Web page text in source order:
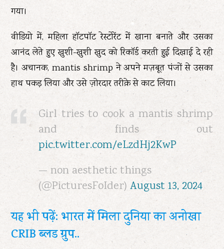
गया।
वीडियो में, महिला हॉटपॉट रेस्टोरेंट में खाना बनाते और उसका
आनंद लेते हुए खुशी-खुशी खुद को रिकॉर्ड करती हुई दिखाई दे रही
है। अचानक, mantis shrimp ने अपने मज़बूत पंजों से उसका
हाथ पकड़ लिया और उसे ज़ोरदार तरीक़े से काट लिया।
Girl tries to cook a mantis shrimp
and finds out
pic.twitter.com/eLzdHj2KwP
— non aesthetic things
(@PicturesFoIder)August 13, 2024
यह भी पढ़ें: भारत में मिला दुनिया का अनोखा
CRIB ब्लड ग्रुप..